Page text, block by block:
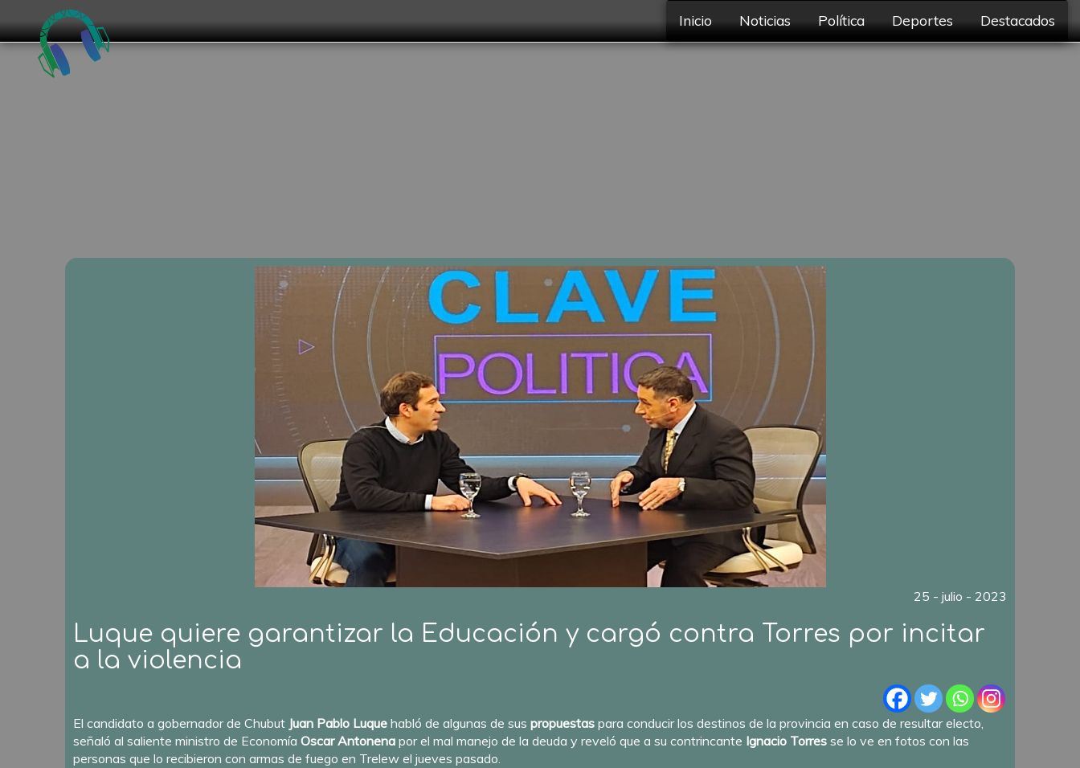
Inicio Noticias Política Deportes Destacados
25 - julio - 2023
Luque quiere garantizar la Educación y cargó contra Torres por incitar
a la violencia
El candidato a gobernador de Chubut Juan Pablo Luquehabló de algunas de suspropuestaspara conducir los destinos de la provincia en caso de resultar electo,
señaló al saliente ministro de EconomíaOscar Antonena por el mal manejo de la deuda y reveló que a su contrincante Ignacio Torres se lo ve en fotos con las
personas que lo recibieron con armas de fuego en Trelew el jueves pasado.